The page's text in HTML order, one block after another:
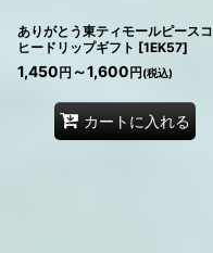
ありがとう東ティモールピース
ヒードリップギフト [1EK57]
1,450 円 ～1,600 円 (税込)
カートに入れる